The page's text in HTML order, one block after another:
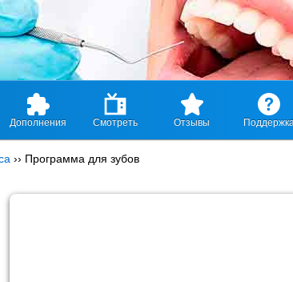
Дополнения Смотреть Отзывы
›› Программа для зубов